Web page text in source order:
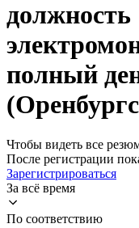
должность
полный
Чтобы видеть все
После регистрации
Зарегистрироваться
За всё время
По соответствию